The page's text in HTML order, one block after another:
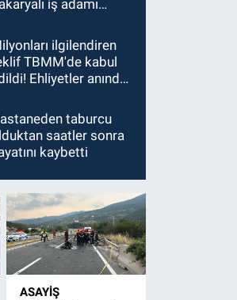
iş adamı
ilgilendiren
TBMM'de kabul
Ehliyetler anında
taburcu
saatler sonra
kaybetti
ASAYİŞ